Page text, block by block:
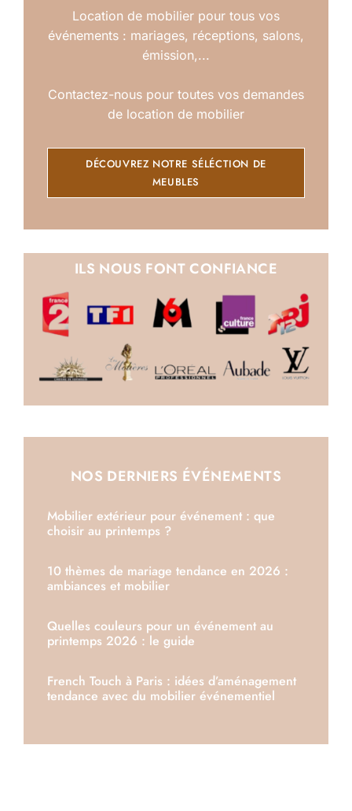
Location de mobilier pour tous vos
événements : mariages, réceptions, salons,
émission,...
Contactez-nous pour toutes vos demandes
de location de mobilier
DÉCOUVREZ NOTRE SÉLÉCTION DE
MEUBLES
ILS NOUS FONT CONFIANCE
NOS DERNIERS ÉVÉNEMENTS
Mobilier extérieur pour événement : que
choisir au printemps ?
10 thèmes de mariage tendance en 2026 :
ambiances et mobilier
Quelles couleurs pour un événement au
printemps 2026 : le guide
French Touch à Paris : idées d’aménagement
tendance avec du mobilier événementiel